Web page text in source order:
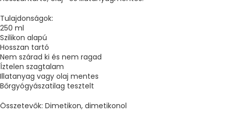
Tulajdonságok:
250 ml
Szilikon alapú
Hosszan tartó
Nem szárad ki és nem ragad
Íztelen szagtalam
Illatanyag vagy olaj mentes
Bőrgyógyászatilag tesztelt
Összetevők: ​Dimetikon, dimetikonol